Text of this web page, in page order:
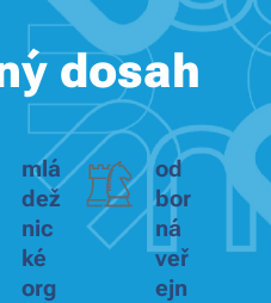
dosah
mlá
dež
nic
ké
org
od
bor
ná
veř
ejn